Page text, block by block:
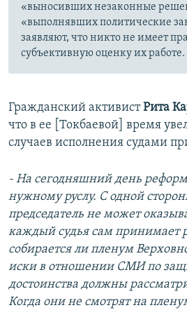
«выносивших незаконные
«выполнявших политические
заявляют, что никто не имеет
субъективную оценку их работе.
Гражданский активистРита
что в ее [Токбаевой] время
случаев исполнения судами
- На сегодняшний день
нужному руслу. С одной
председатель не может
каждый судья сам принимает
собирается ли пленум
иски в отношении СМИ по
достоинства должны
Когда они не смотрят на